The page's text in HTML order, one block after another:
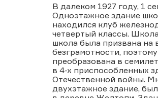
В далеком 1927 году, 1
Одноэтажное здание
находился клуб
четвертый классы.
школа была призвана на
безграмотности,
преобразована в
в 4-х приспособленных
Отечественной войны.
двухэтажное здание,